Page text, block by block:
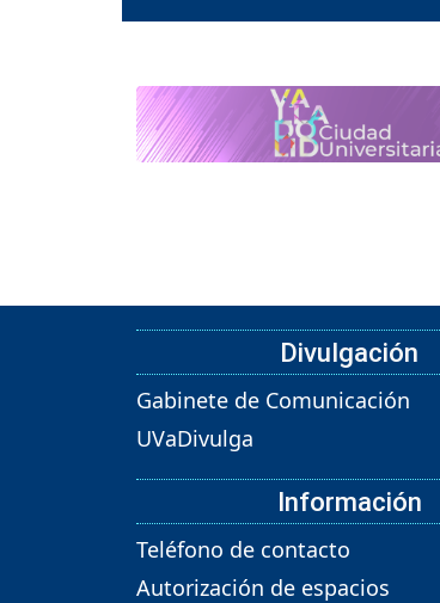
Divulgación
Gabinete de Comunicación
UVaDivulga
Información
Teléfono de contacto
Autorización de espacios